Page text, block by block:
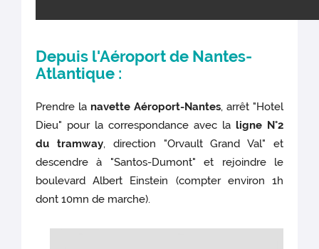
Depuis l'Aéroport de Nantes-
Atlantique :
Prendre la navette Aéroport-Nantes, arrêt "Hotel
Dieu" pour la correspondance avec la ligne N°2
du tramway, direction "Orvault Grand Val" et
descendre à "Santos-Dumont" et rejoindre le
boulevard Albert Einstein (compter environ 1h
dont 10mn de marche).